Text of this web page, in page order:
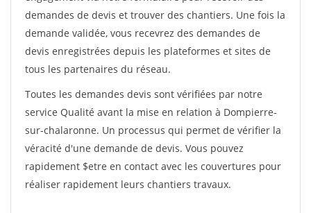
demandes de devis et trouver des chantiers. Une fois la
demande validée, vous recevrez des demandes de
devis enregistrées depuis les plateformes et sites de
tous les partenaires du réseau.
Toutes les demandes devis sont vérifiées par notre
service Qualité avant la mise en relation à Dompierre-
sur-chalaronne. Un processus qui permet de vérifier la
véracité d'une demande de devis. Vous pouvez
rapidement $etre en contact avec les couvertures pour
réaliser rapidement leurs chantiers travaux.